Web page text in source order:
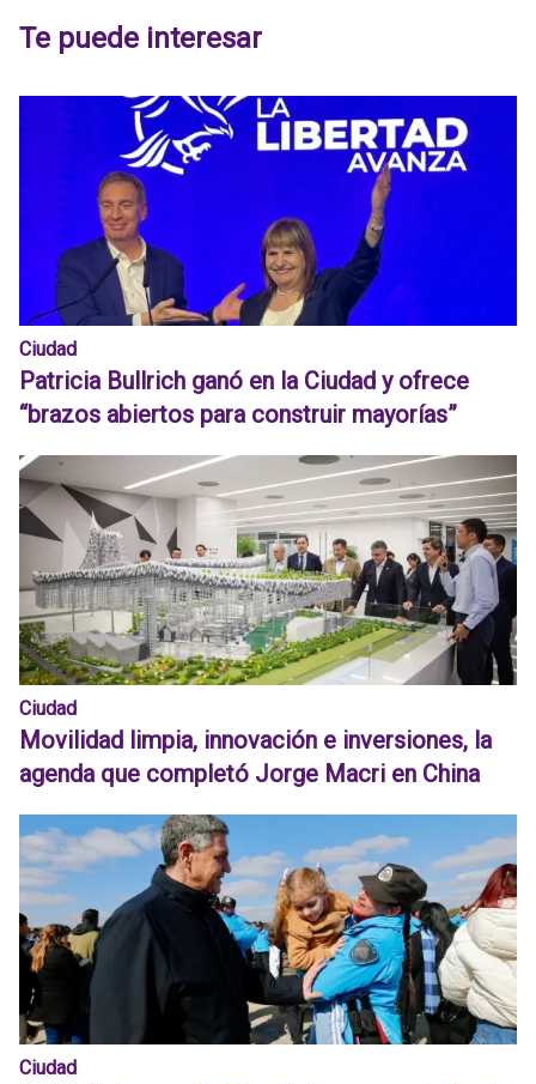
Te puede interesar
Ciudad
Patricia Bullrich ganó en la Ciudad y ofrece
“brazos abiertos para construir mayorías”
Ciudad
Movilidad limpia, innovación e inversiones, la
agenda que completó Jorge Macri en China
Ciudad